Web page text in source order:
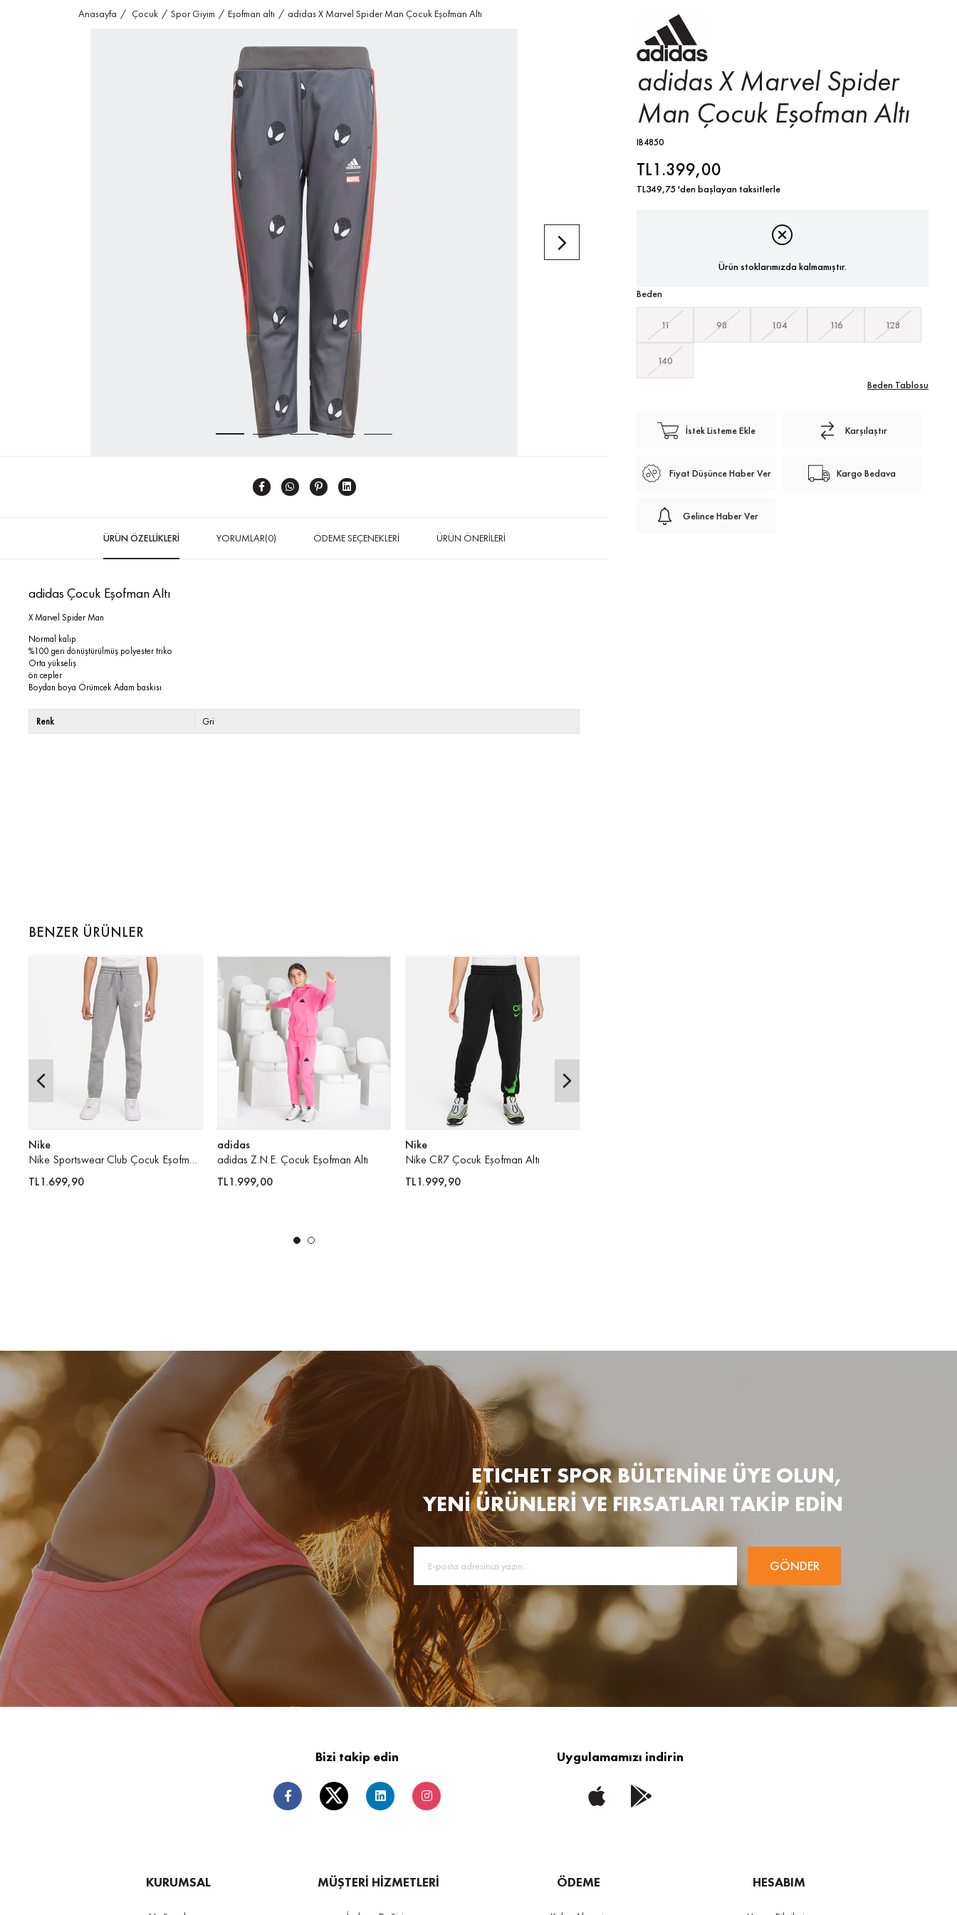
Anasayfa Çocuk Spor Giyim Eşofman altı adidas X Marvel Spider Man Çocuk Eşofman Altı
adidas X Marvel Spider
Man Çocuk Eşofman Altı
IB4850
TL1.399,00
TL349,75'den başlayan taksitlerle
Ürün stoklarımızda kalmamıştır.
Beden
11 98 104 116 128
140
Beden Tablosu
İstek Listeme Ekle Karşılaştır
Fiyat Düşünce Haber Ver Kargo Bedava
Gelince Haber Ver
ÜRÜN ÖZELLIKLERI
YORUMLAR(0) ÖDEME SEÇENEKLERI ÜRÜN ÖNERILERI
adidas Çocuk Eşofman Altı
X Marvel Spider Man
Normal kalıp
%100 geri dönüştürülmüş polyester triko
Orta yükseliş
ön cepler
Boydan boya Örümcek Adam baskısı
Renk Gri
BENZER ÜRÜNLER
Nike
Nike Sportswear Club Çocuk Eşofman Altı
TL1.699,90
adidas
adidas Z.N.E. Çocuk Eşofman Altı
TL1.999,00
Nike
Nike CR7 Çocuk Eşofman Altı
TL1.999,90
ETICHET SPOR BÜLTENİNE ÜYE OLUN,
YENİ ÜRÜNLERİ VE FIRSATLARI TAKİP EDİN
GÖNDER
Bizi takip edin Uygulamamızı indirin
KURUMSAL MÜŞTERİ HİZMETLERİ ÖDEME HESABIM